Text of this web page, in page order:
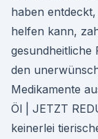
haben entdeckt,
helfen kann,
gesundheitliche
den
Medikamente
Öl | JETZT
keinerlei